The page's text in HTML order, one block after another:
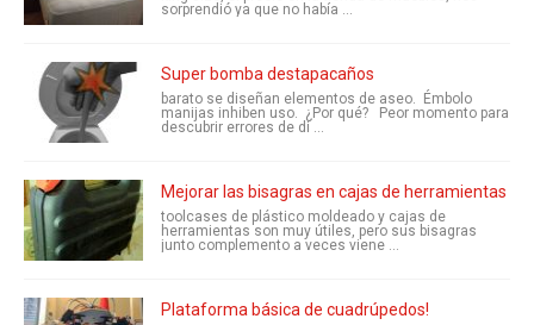
sorprendió ya que no había ...
Super bomba destapacaños
barato se diseñan elementos de aseo. Émbolo
manijas inhiben uso. ¿Por qué? Peor momento para
descubrir errores de di ...
Mejorar las bisagras en cajas de herramientas de
toolcases de plástico moldeado y cajas de
herramientas son muy útiles, pero sus bisagras
junto complemento a veces viene ...
Plataforma básica de cuadrúpedos!